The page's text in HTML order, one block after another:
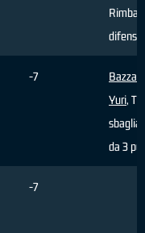
-7
Yuri,
da 3
-7